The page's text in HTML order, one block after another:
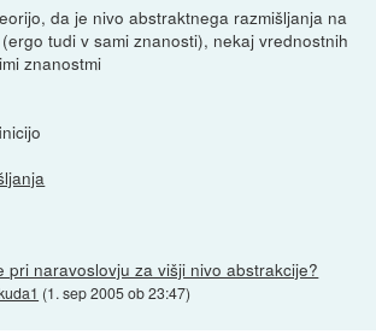
da je nivo abstraktnega razmišljanja na
tudi v sami znanosti), nekaj vrednostnih
znanostmi
pri naravoslovju za višji nivo abstrakcije?
(1. sep 2005 ob 23:47)